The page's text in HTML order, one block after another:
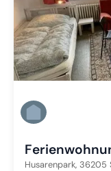
Husarenpark, 36205